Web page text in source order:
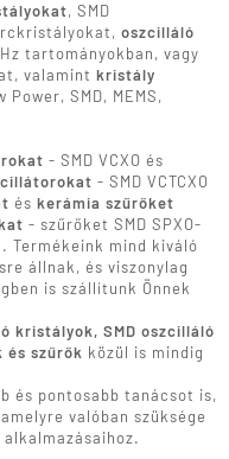
, SMD
oszcilláló
tartományokban, vagy
valamint kristály
SMD, MEMS,
- SMD VCXO és
- SMD VCTCXO
és kerámia szűrőket
- szűrőket SMD SPXO-
. Termékeink mind kiváló
állnak, és viszonylag
is szállítunk Önnek
kristályok, SMD oszcilláló
szűrők közül is mindig
és pontosabb tanácsot is,
valóban szüksége